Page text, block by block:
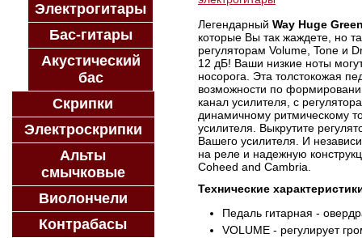
Легендарный Way Huge
которые Вы так жаждете, но
регуляторам Volume, Tone и
12 дБ! Ваши низкие ноты
носорога. Эта толстокожая
возможности по
канал усилителя, с
динамичному ритмическому
усилителя. Выкрутите
Вашего усилителя. И
на реле и надежную
Coheed and Cambria.
Технические
Педаль гитарная -
VOLUME - регулирует
Электрогитары
Бас-гитары
Акустический
бас
Скрипки
Электроскрипки
Альты
смычковые
Виолончели
Контрабасы